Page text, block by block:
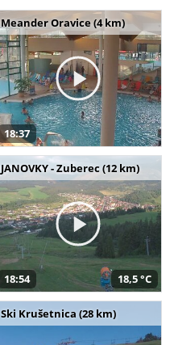
Meander Oravice (4 km)
18:37
JANOVKY - Zuberec (12 km)
18:54 18,5 °C
Ski Krušetnica (28 km)